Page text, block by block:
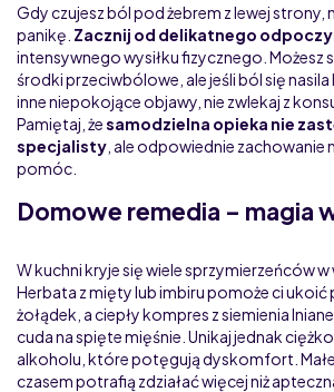
Gdy czujesz ból pod żebrem z lewej strony,
panikę. Zacznij od delikatnego
intensywnego wysiłku fizycznego. Możesz
środki przeciwbólowe, ale jeśli ból się
inne niepokojące objawy, nie zwlekaj z
Pamiętaj, żesamodzielna opieka nie
specjalisty , ale odpowiednie zachowanie
pomóc.
Domowe remedia – magia
W kuchni kryje się wiele sprzymierzeńców w
Herbata z mięty lub imbiru pomoże ci ukoić
żołądek, a ciepły kompres z siemienia
cuda na spięte mięśnie. Unikaj jednak
alkoholu, które potęgują dyskomfort.
czasem potrafią zdziałać więcej niż